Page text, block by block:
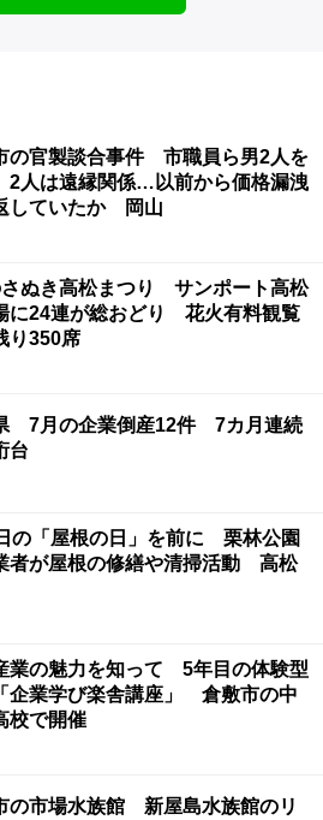
の官製談合事件 市職員ら男2人を
人は遠縁関係…以前から価格漏洩
していたか 岡山
ぬき高松まつり サンポート高松
に24連が総おどり 花火有料観覧
り350席
7月の企業倒産12件 7カ月連続
台
の「屋根の日」を前に 栗林公園
者が屋根の修繕や清掃活動 高松
業の魅力を知って 5年目の体験型
企業学び楽舎講座」 倉敷市の中
校で開催
の市場水族館 新屋島水族館のリ